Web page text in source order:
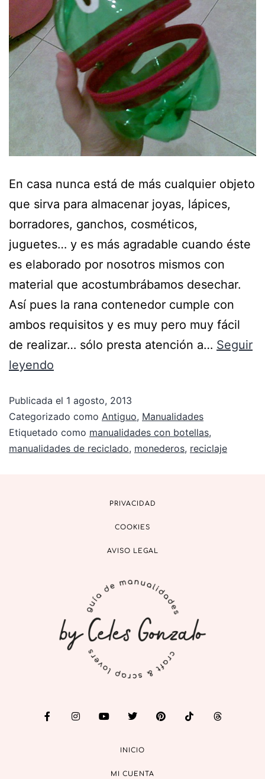
En casa nunca está de más cualquier objeto
que sirva para almacenar joyas, lápices,
borradores, ganchos, cosméticos,
juguetes… y es más agradable cuando éste
es elaborado por nosotros mismos con
material que acostumbrábamos desechar.
Así pues la rana contenedor cumple con
ambos requisitos y es muy pero muy fácil
de realizar… sólo presta atención a… Seguir
leyendo
Publicada el 1 agosto, 2013
Categorizado como Antiguo, Manualidades
Etiquetado como manualidades con botellas,
manualidades de reciclado, monederos, reciclaje
PRIVACIDAD
COOKIES
AVISO LEGAL
INICIO
MI CUENTA